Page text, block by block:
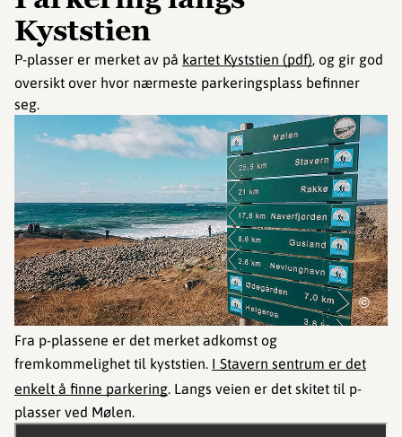
Kyststien
P-plasser er merket av på kartet Kyststien (pdf), og gir god
oversikt over hvor nærmeste parkeringsplass befinner
seg.
©
Fra p-plassene er det merket adkomst og
fremkommelighet til kyststien. I Stavern sentrum er det
enkelt å finne parkering . Langs veien er det skitet til p-
plasser ved Mølen.